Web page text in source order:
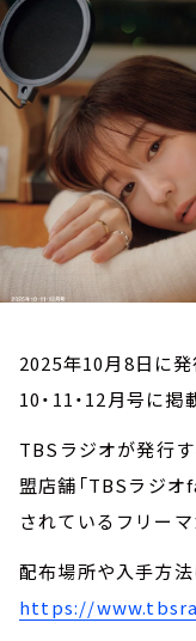
YouTube
会社情報
2025年10月8日に発
10・11・12月号に
TBSラジオが発行す
盟店舗「TBSラジオ
されているフリーマ
配布場所や入手方
https://